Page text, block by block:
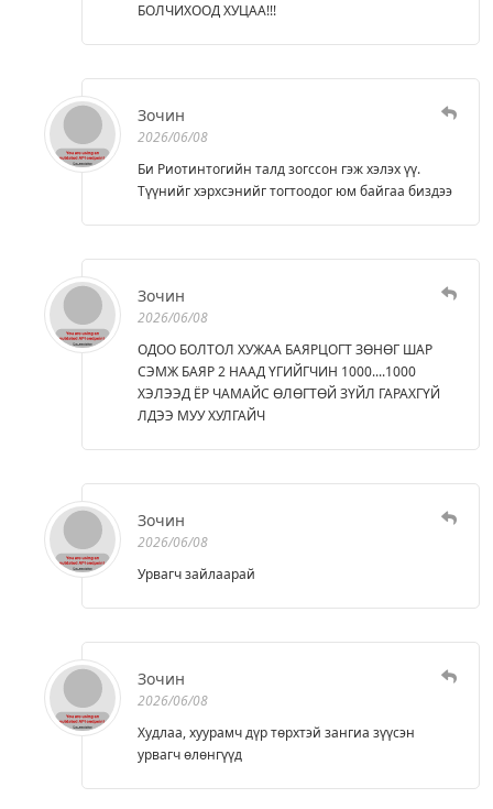
БОЛЧИХООД ХУЦАА!!!
Зочин
2026/06/08
Би Риотинтогийн талд зогссон гэж хэлэх үү.
Түүнийг хэрхсэнийг тогтоодог юм байгаа биздээ
Зочин
2026/06/08
ОДОО БОЛТОЛ ХУЖАА БАЯРЦОГТ ЗӨНӨГ ШАР
СЭМЖ БАЯР 2 НААД ҮГИЙГЧИН 1000....1000
ХЭЛЭЭД ЁР ЧАМАЙС ӨЛӨГТӨЙ ЗҮЙЛ ГАРАХГҮЙ
ЛДЭЭ МУУ ХУЛГАЙЧ
Зочин
2026/06/08
Урвагч зайлаарай
Зочин
2026/06/08
Худлаа, хуурамч дүр төрхтэй зангиа зүүсэн
урвагч өлөнгүүд